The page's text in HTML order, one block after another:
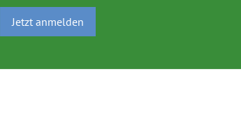
Jetzt anmelden